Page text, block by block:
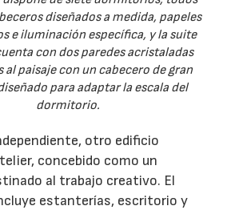
diseñados a medida, papeles
e iluminación específica, y la suite
con dos paredes acristaladas
al paisaje con un cabecero de gran
para adaptar la escala del
dormitorio.
otro edificio
concebido como un
al trabajo creativo. El
estanterías, escritorio y